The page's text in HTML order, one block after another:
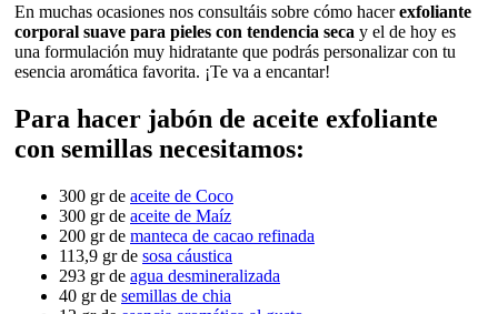
En muchas ocasiones nos consultáis sobre cómo hacerexfoliante
corporal suave para pieles con tendencia seca y el de hoy es
una formulación muy hidratante que podrás personalizar con tu
esencia aromática favorita. ¡Te va a encantar!
Para hacer jabón de aceite exfoliante
con semillas necesitamos:
300 gr de aceite de Coco
300 gr de aceite de Maíz
200 gr de manteca de cacao refinada
113,9 gr de sosa cáustica
293 gr de agua desmineralizada
40 gr de semillas de chia